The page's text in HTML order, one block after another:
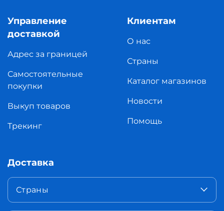
Управление
доставкой
Адрес за границей
Самостоятельные
покупки
Выкуп товаров
Трекинг
Клиентам
О нас
Страны
Каталог магазинов
Новости
Помощь
Доставка
Страны